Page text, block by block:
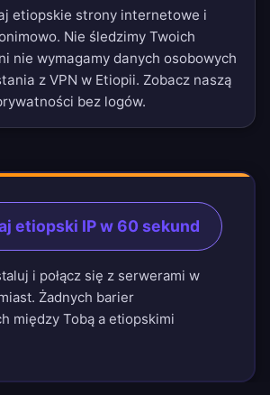
etiopskie strony internetowe i
Nie śledzimy Twoich
nie wymagamy danych osobowych
z VPN w Etiopii. Zobacz naszą
bez logów.
etiopski IP w 60 sekund
i połącz się z serwerami w
Żadnych barier
między Tobą a etiopskimi